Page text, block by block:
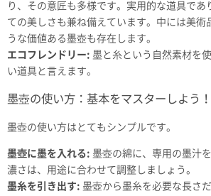
り、その意匠も多様です。実用的な道具であ
ての美しさも兼ね備えています。中には美術
うな価値ある墨壺も存在します。
エコフレンドリー: 墨と糸という自然素材を
い道具と言えます。
墨壺の使い方：基本をマスターしよう！
墨壺の使い方はとてもシンプルです。
墨壺に墨を入れる: 墨壺の綿に、専用の墨汁
濃さは、用途に合わせて調整しましょう。
墨糸を引き出す: 墨壺から墨糸を必要な長さ